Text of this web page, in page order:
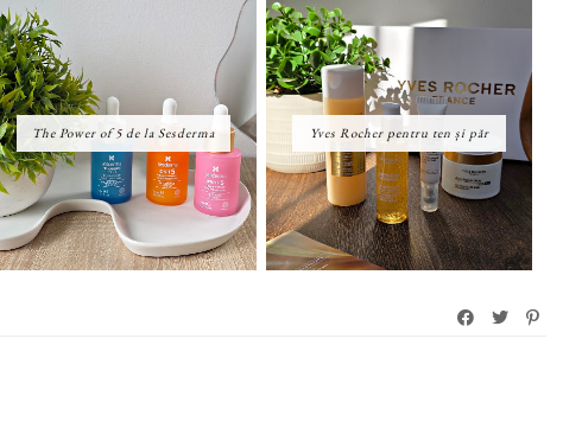
The Power of 5 de la Sesderma Yves Rocher pentru ten și păr